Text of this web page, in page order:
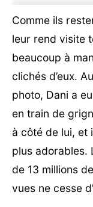
Comme ils
leur rend visite
beaucoup à
clichés d’eux.
photo, Dani a
en train de
à côté de lui, et
plus adorables.
de 13 millions
vues ne cesse